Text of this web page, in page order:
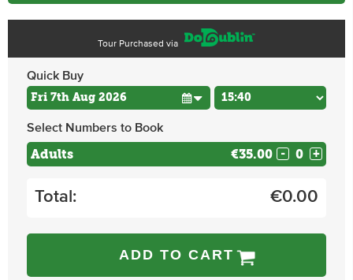
Tour Purchased via
Quick Buy
Select Numbers to Book
Adults €35.00 - +
Total: €0.00
ADD TO CART